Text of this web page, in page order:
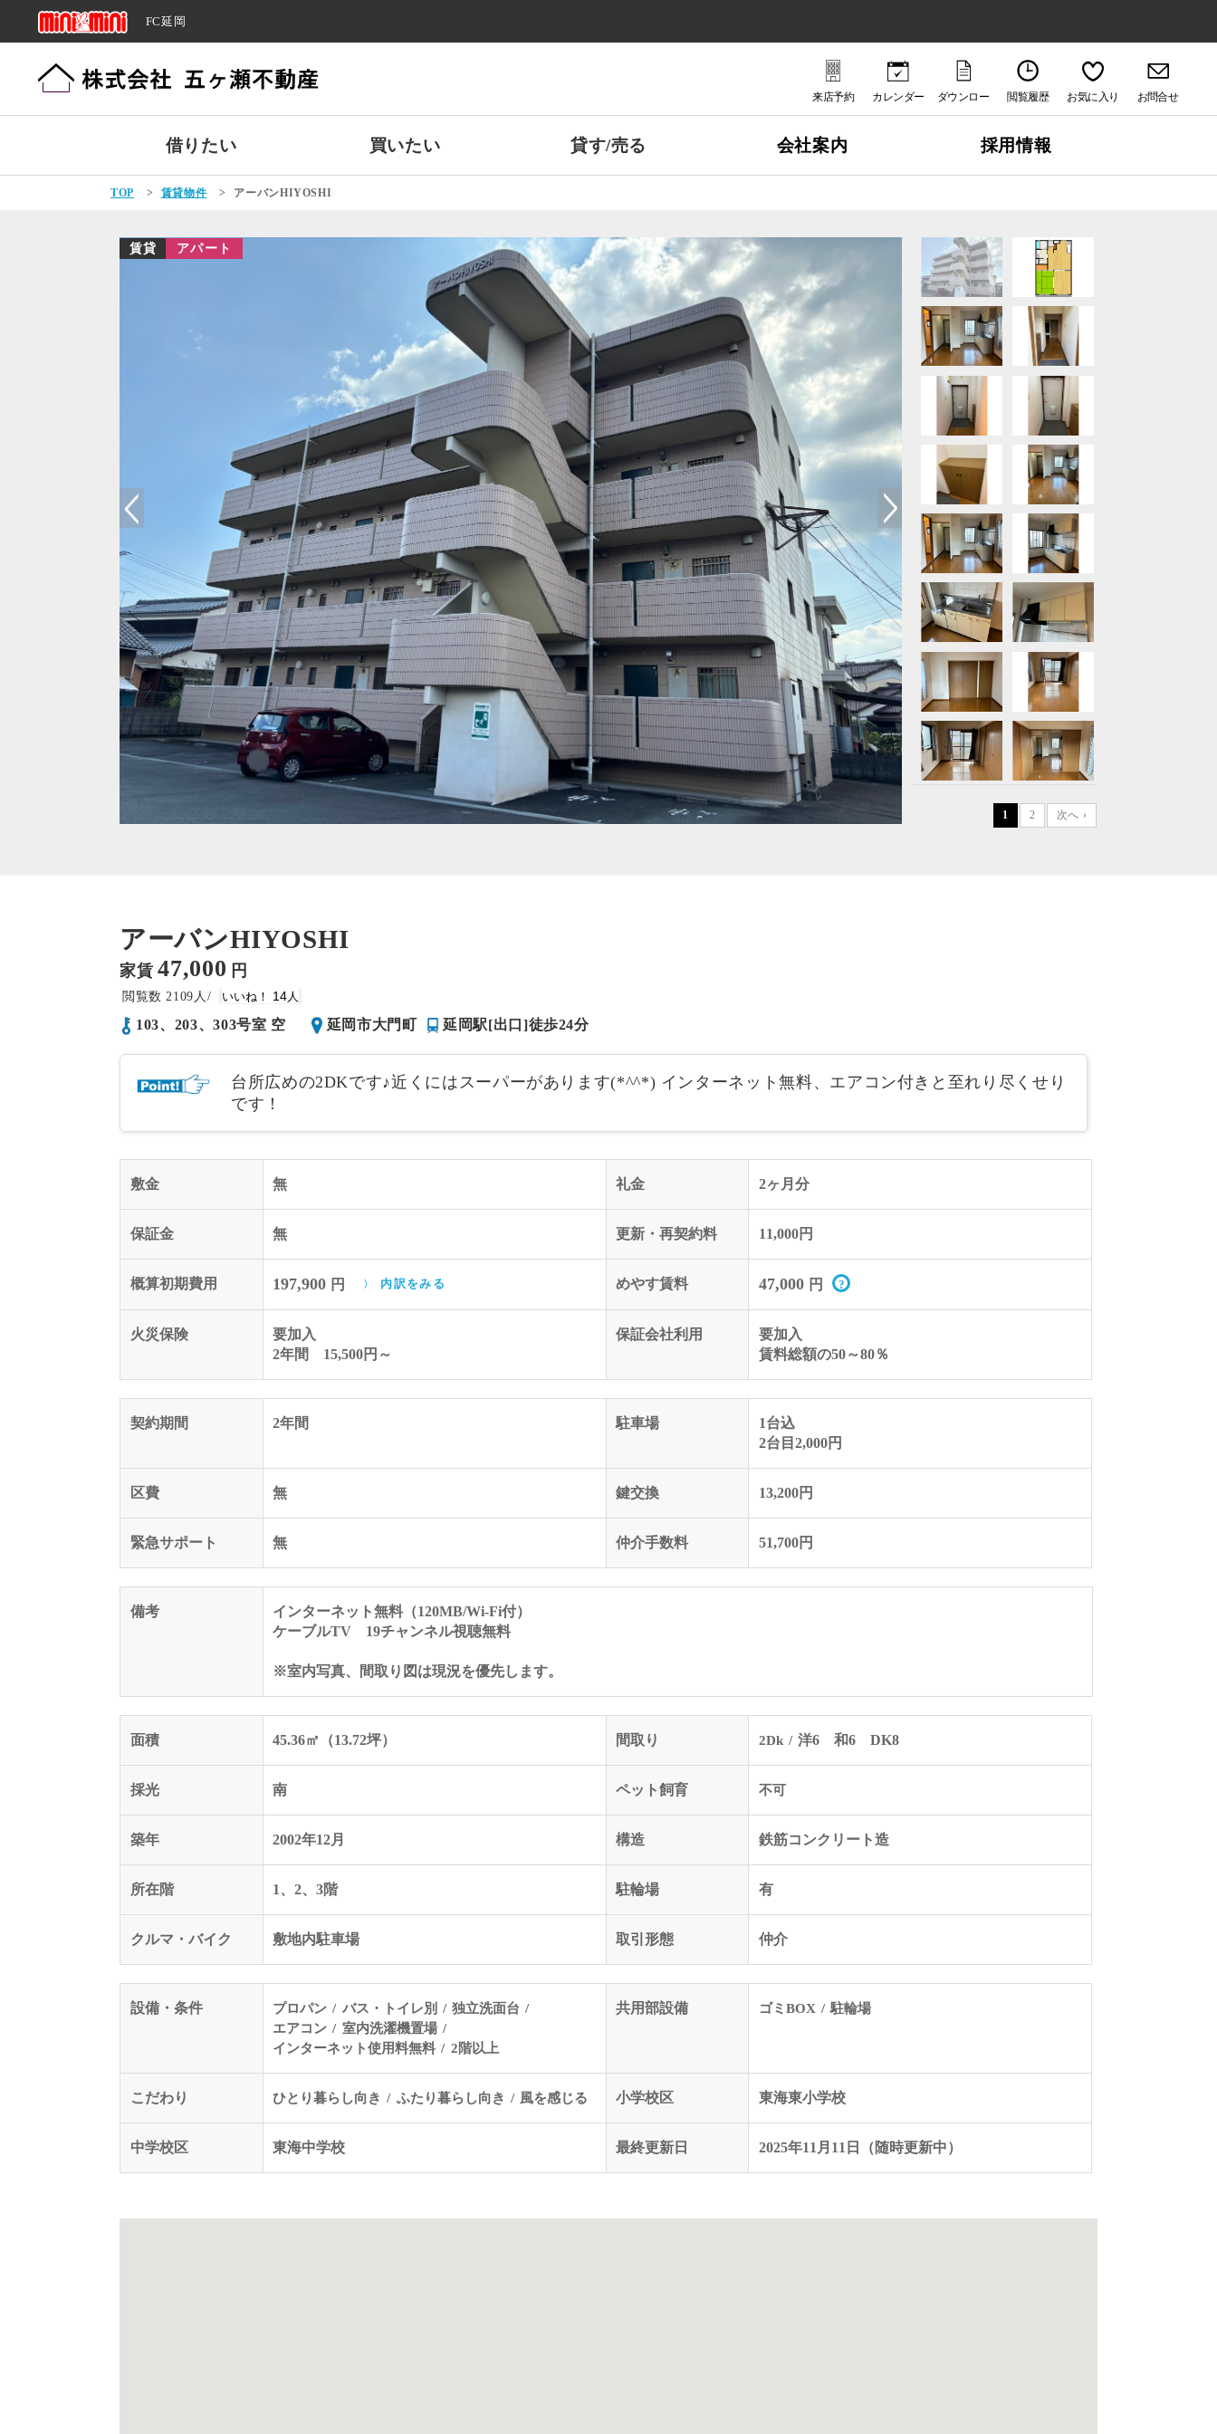
FC延岡
来店予約 カレンダー
ダウンロー
ド
閲覧履歴 お気に入り お問合せ
借りたい 買いたい 貸す/売る 会社案内 採用情報
TOP > 賃貸物件 > アーバンHIYOSHI
賃貸 アパート
1 2 次へ ›
アーバンHIYOSHI
家賃 47,000 円
2109 14
103、203、303号室 空 延岡市大門町 延岡駅[出口]徒歩24分
台所広めの2DKです♪近くにはスーパーがあります(*^^*) インターネット無料、エアコン付きと至れり尽くせり
です！
敷金 無 礼金 2ヶ月分
保証金 無 更新・再契約料 11,000円
概算初期費用 197,900 円 内訳をみる めやす賃料 47,000 円
火災保険
要加入
2年間 15,500円～
保証会社利用
要加入
賃料総額の50～80％
契約期間 2年間 駐車場
1台込
2台目2,000円
区費 無 鍵交換 13,200円
緊急サポート 無 仲介手数料 51,700円
備考
インターネット無料（120MB/Wi-Fi付）
ケーブルTV 19チャンネル視聴無料
※室内写真、間取り図は現況を優先します。
面積 45.36㎡（13.72坪） 間取り 2Dk 洋6 和6 DK8
採光 南 ペット飼育 不可
築年 2002年12月 構造 鉄筋コンクリート造
所在階 1、2、3階 駐輪場 有
クルマ・バイク 敷地内駐車場 取引形態 仲介
設備・条件 プロパン バス・トイレ別
独立洗面台
エアコン
室内洗濯機置場
インターネット使用料無料
2階以上
共用部設備 ゴミBOX 駐輪場
こだわり ひとり暮らし向き ふたり暮らし向き 風を感じる 小学校区 東海東小学校
中学校区 東海中学校 最終更新日 2025年11月11日（随時更新中）